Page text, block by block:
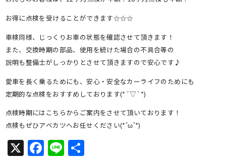
お得に点検を受けることができます☆☆☆
車検同様、じっくりお車の状態を確認させて頂きます！
また、交換時期の部品、使用を続けた場合の不具合等の
説明も整備士がしっかりとさせて頂きますので安心です♪
愛車を長く乗るためにも、安心・安全なカーライフのためにも
定期的な点検をおすすめしております(*´▽`*)
点検時期にはこちらからご案内をさせて頂いております！
点検もぜひアベカツへお任せください(*’ω’*)
X Facebook
Line共